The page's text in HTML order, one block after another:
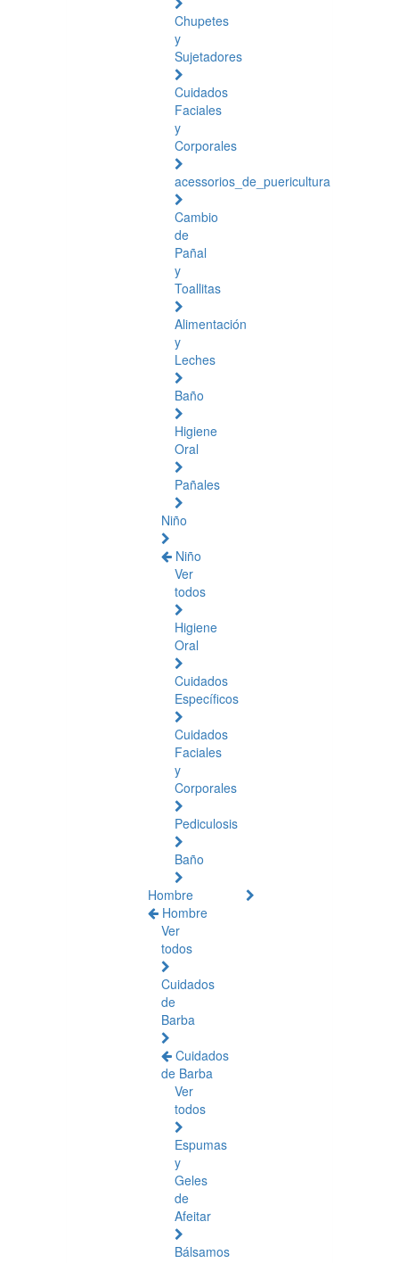
Chupetes
y
Sujetadores
Cuidados
Faciales
y
Corporales
acessorios_de_puericultura
Cambio
de
Pañal
y
Toallitas
Alimentación
y
Leches
Baño
Higiene
Oral
Pañales
Niño
Niño
Ver
todos
Higiene
Oral
Cuidados
Específicos
Cuidados
Faciales
y
Corporales
Pediculosis
Baño
Hombre
Hombre
Ver
todos
Cuidados
de
Barba
Cuidados
de Barba
Ver
todos
Espumas
y
Geles
de
Afeitar
Bálsamos